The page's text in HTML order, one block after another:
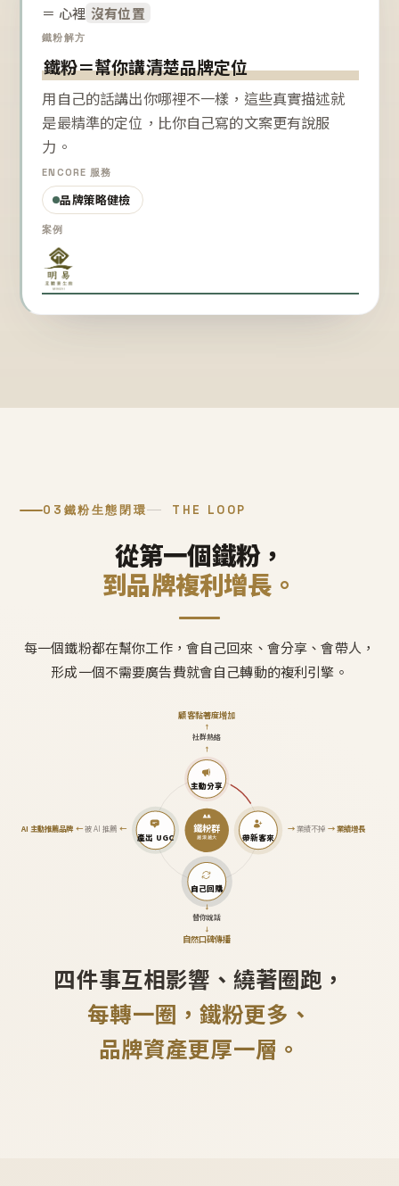
＝ 心裡 沒有位置
鐵粉解方
鐵粉＝幫你講清楚品牌定位
用自己的話講出你哪裡不一樣，這些真實描述就
是最精準的定位，比你自己寫的文案更有說服
力。
ENCORE 服務
品牌策略健檢
案例
03 鐵粉生態閉環 THE LOOP
從第一個鐵粉，
到品牌複利增長。
每一個鐵粉都在幫你工作，會自己回來、會分享、會帶人，
形成一個不需要廣告費就會自己轉動的複利引擎。
鐵粉群
越滾越大
主動分享
↑
社群熱絡
↑
顧客黏著度增加
帶新客來
→業績不掉 →業績增長
自己回購
↓
替你說話
↓
自然口碑傳播
產出 UGC
AI 主動推薦品牌←被 AI 推薦 ←
四件事互相影響、繞著圈跑，
每轉一圈，鐵粉更多、
品牌資產更厚一層。